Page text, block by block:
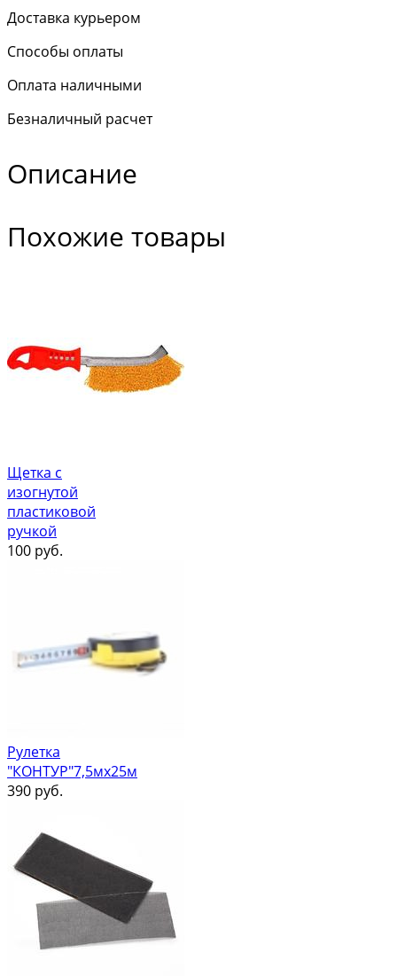
Доставка курьером
Способы оплаты
Оплата наличными
Безналичный расчет
Описание
Похожие товары
Щетка с
изогнутой
пластиковой
ручкой
100 руб.
Рулетка
"КОНТУР"7,5мх25м
390 руб.